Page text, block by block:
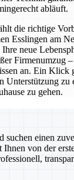
abläuft.
die richtige
Esslingen am
neue
Firmenumzug
an. Ein Klick
Unterstützung zu
zu gehen.
suchen einen
Ihnen von der